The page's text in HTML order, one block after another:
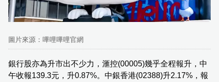
圖片來源：嗶哩嗶哩官網
銀行股亦為升市出不少力，滙控(00005)幾乎全程報升，中
午收報139.3元，升0.87%。中銀香港(02388)升2.17%，報